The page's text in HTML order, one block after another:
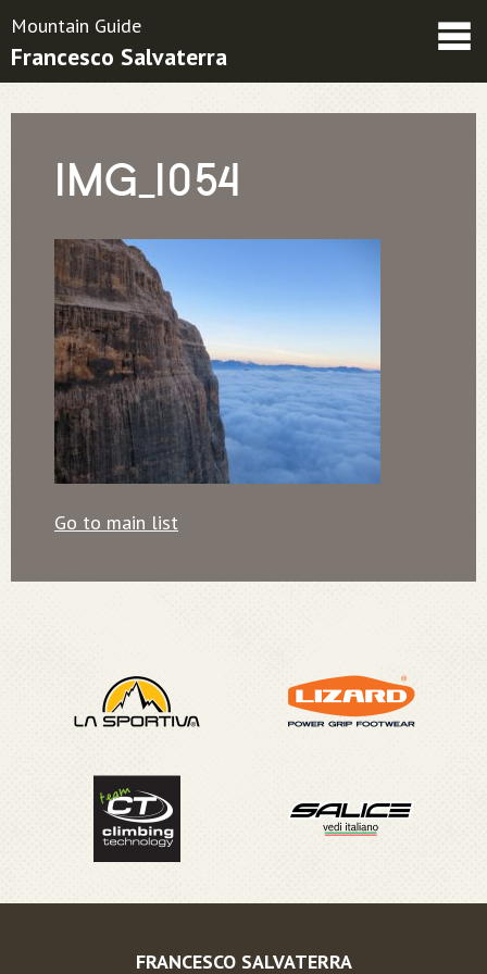
Friends
Mountain Guide
Francesco Salvaterra
IMG_1054
Go to main list
FRANCESCO SALVATERRA